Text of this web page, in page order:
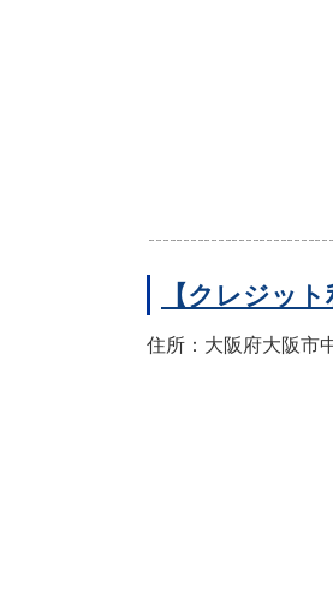
【クレジッ
住所：大阪府大阪市